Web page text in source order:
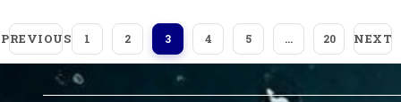
PREVIOUS 1 2 3 4 5 … 20 NEXT